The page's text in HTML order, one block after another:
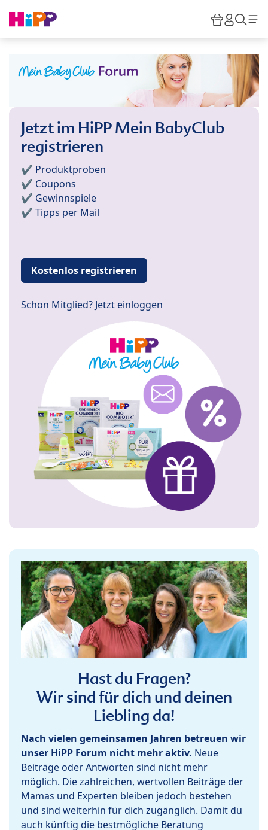
HiPP
Jetzt im HiPP Mein BabyClub
registrieren
✔️ Produktproben
✔️ Coupons
✔️ Gewinnspiele
✔️ Tipps per Mail
Kostenlos registrieren
Schon Mitglied? Jetzt einloggen
Hast du Fragen?
Wir sind für dich und deinen
Liebling da!
Nach vielen gemeinsamen Jahren betreuen wir
unser HiPP Forum nicht mehr aktiv. Neue
Beiträge oder Antworten sind nicht mehr
möglich. Die zahlreichen, wertvollen Beiträge der
Mamas und Experten bleiben jedoch bestehen
und sind weiterhin für dich zugänglich. Damit du
auch künftig die bestmögliche Beratung